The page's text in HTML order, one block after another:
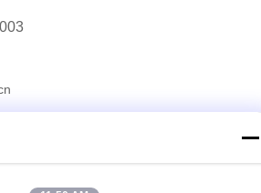
4 da Rua BAGUA, SHENZHEN, CHINA